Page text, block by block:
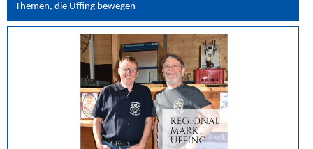
Themen, die Uffing bewegen